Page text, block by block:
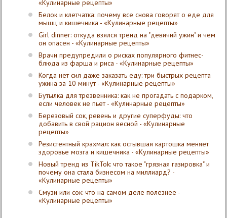
«Кулинарные рецепты»
Белок и клетчатка: почему все снова говорят о еде для
мышц и кишечника - «Кулинарные рецепты»
Girl dinner: откуда взялся тренд на "девичий ужин" и чем
он опасен - «Кулинарные рецепты»
Врачи предупредили о рисках популярного фитнес-
блюда из фарша и риса - «Кулинарные рецепты»
Когда нет сил даже заказать еду: три быстрых рецепта
ужина за 10 минут - «Кулинарные рецепты»
Бутылка для трезвенника: как не прогадать с подарком,
если человек не пьет - «Кулинарные рецепты»
Березовый сок, ревень и другие суперфуды: что
добавить в свой рацион весной - «Кулинарные
рецепты»
Резистентный крахмал: как остывшая картошка меняет
здоровье мозга и кишечника - «Кулинарные рецепты»
Новый тренд из TikTok: что такое "грязная газировка" и
почему она стала бизнесом на миллиард? -
«Кулинарные рецепты»
Смузи или сок: что на самом деле полезнее -
«Кулинарные рецепты»